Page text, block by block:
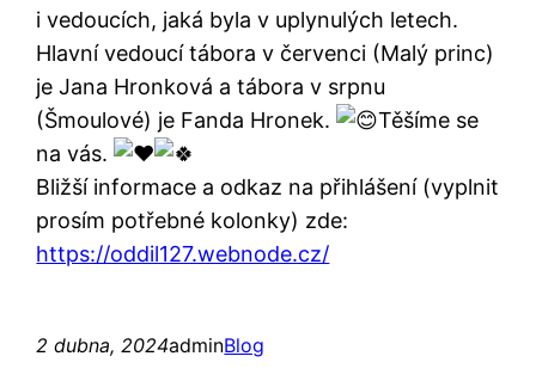
i vedoucích, jaká byla v uplynulých letech.
Hlavní vedoucí tábora v červenci (Malý princ)
je Jana Hronková a tábora v srpnu
(Šmoulové) je Fanda Hronek.
Těšíme se
na vás.
Bližší informace a odkaz na přihlášení (vyplnit
prosím potřebné kolonky) zde:
https://oddil127.webnode.cz/
2 dubna, 2024adminBlog